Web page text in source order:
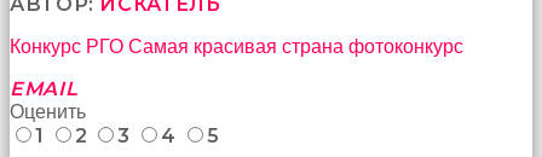
banyoda
memelerinin
fotoğrafını
selfie
Конкурс РГО Самая красивая страна фотоконкурс
EMAIL
Оценить
1
2 3 4 5